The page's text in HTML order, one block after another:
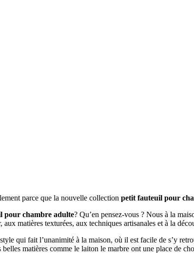
parce que la nouvelle collection petit fauteuil pour
pour chambre adulte? Qu’en pensez-vous ? Nous à la
matières texturées, aux techniques artisanales et à la
qui fait l’unanimité à la maison, où il est facile de s’y
matières comme le laiton le marbre ont une place de